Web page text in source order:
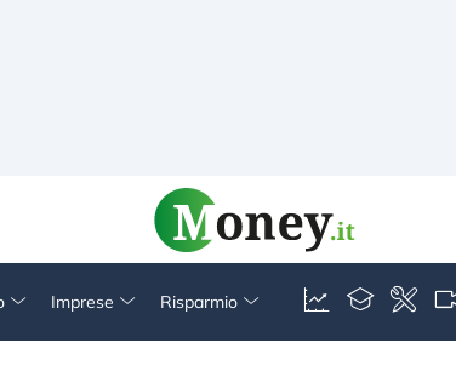
Imprese Risparmio